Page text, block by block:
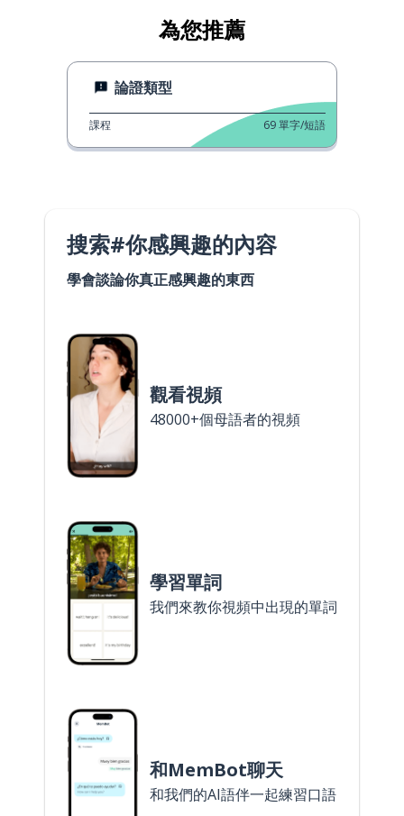
為您推薦
論證類型
課程 69單字/短語
搜索#你感興趣的內容
學會談論你真正感興趣的東西
觀看視頻
48000+個母語者的視頻
學習單詞
我們來教你視頻中出現的單詞
和MemBot聊天
和我們的AI語伴一起練習口語